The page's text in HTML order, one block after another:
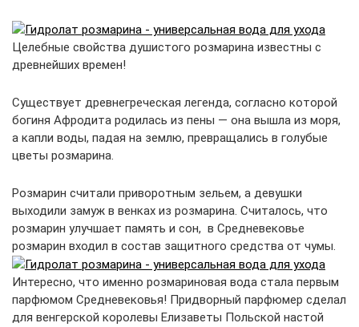
Целебные свойства душистого розмарина известны с
древнейших времен!
Существует древнегреческая легенда, согласно которой
богиня Афродита родилась из пены — она вышла из моря,
а капли воды, падая на землю, превращались в голубые
цветы розмарина.
Розмарин считали приворотным зельем, а девушки
выходили замуж в венках из розмарина. Считалось, что
розмарин улучшает память и сон, в Средневековье
розмарин входил в состав защитного средства от чумы.
Интересно, что именно розмариновая вода стала первым
парфюмом Средневековья! Придворный парфюмер сделал
для венгерской королевы Елизаветы Польской настой